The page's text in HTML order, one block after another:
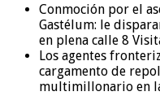
Conmoción por el
Gastélum: le
en plena calle 8
Los agentes
cargamento de
multimillonario en